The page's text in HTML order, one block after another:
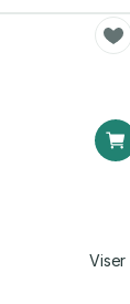
Viser